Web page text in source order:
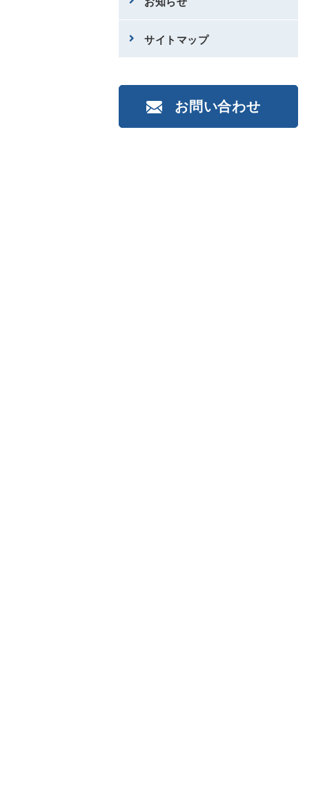
サイトマップ
お問い合わせ